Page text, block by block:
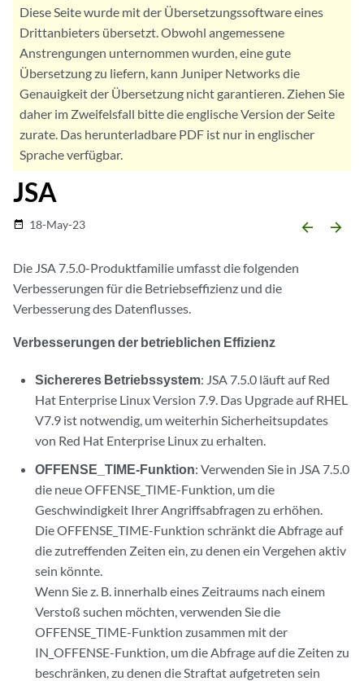
Diese Seite wurde mit der Übersetzungssoftware eines
Drittanbieters übersetzt. Obwohl angemessene
Anstrengungen unternommen wurden, eine gute
Übersetzung zu liefern, kann Juniper Networks die
Genauigkeit der Übersetzung nicht garantieren. Ziehen Sie
daher im Zweifelsfall bitte die englische Version der Seite
zurate. Das herunterladbare PDF ist nur in englischer
Sprache verfügbar.
JSA
date_range 18-May-23 arrow_backward arrow_forward
Die JSA 7.5.0-Produktfamilie umfasst die folgenden
Verbesserungen für die Betriebseffizienz und die
Verbesserung des Datenflusses.
Verbesserungen der betrieblichen Effizienz
Sichereres Betriebssystem: JSA 7.5.0 läuft auf Red
Hat Enterprise Linux Version 7.9. Das Upgrade auf RHEL
V7.9 ist notwendig, um weiterhin Sicherheitsupdates
von Red Hat Enterprise Linux zu erhalten.
OFFENSE_TIME-Funktion: Verwenden Sie in JSA 7.5.0
die neue OFFENSE_TIME-Funktion, um die
Geschwindigkeit Ihrer Angriffsabfragen zu erhöhen.
Die OFFENSE_TIME-Funktion schränkt die Abfrage auf
die zutreffenden Zeiten ein, zu denen ein Vergehen aktiv
sein könnte.
Wenn Sie z. B. innerhalb eines Zeitraums nach einem
Verstoß suchen möchten, verwenden Sie die
OFFENSE_TIME-Funktion zusammen mit der
IN_OFFENSE-Funktion, um die Abfrage auf die Zeiten zu
beschränken, zu denen die Straftat aufgetreten sein